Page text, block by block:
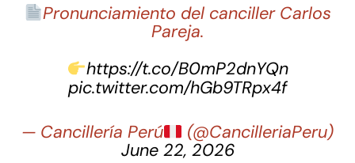
Pronunciamiento del canciller Carlos
Pareja.
https://t.co/B0mP2dnYQn
pic.twitter.com/hGb9TRpx4f
— Cancillería Perú
(@CancilleriaPeru)
June 22, 2026